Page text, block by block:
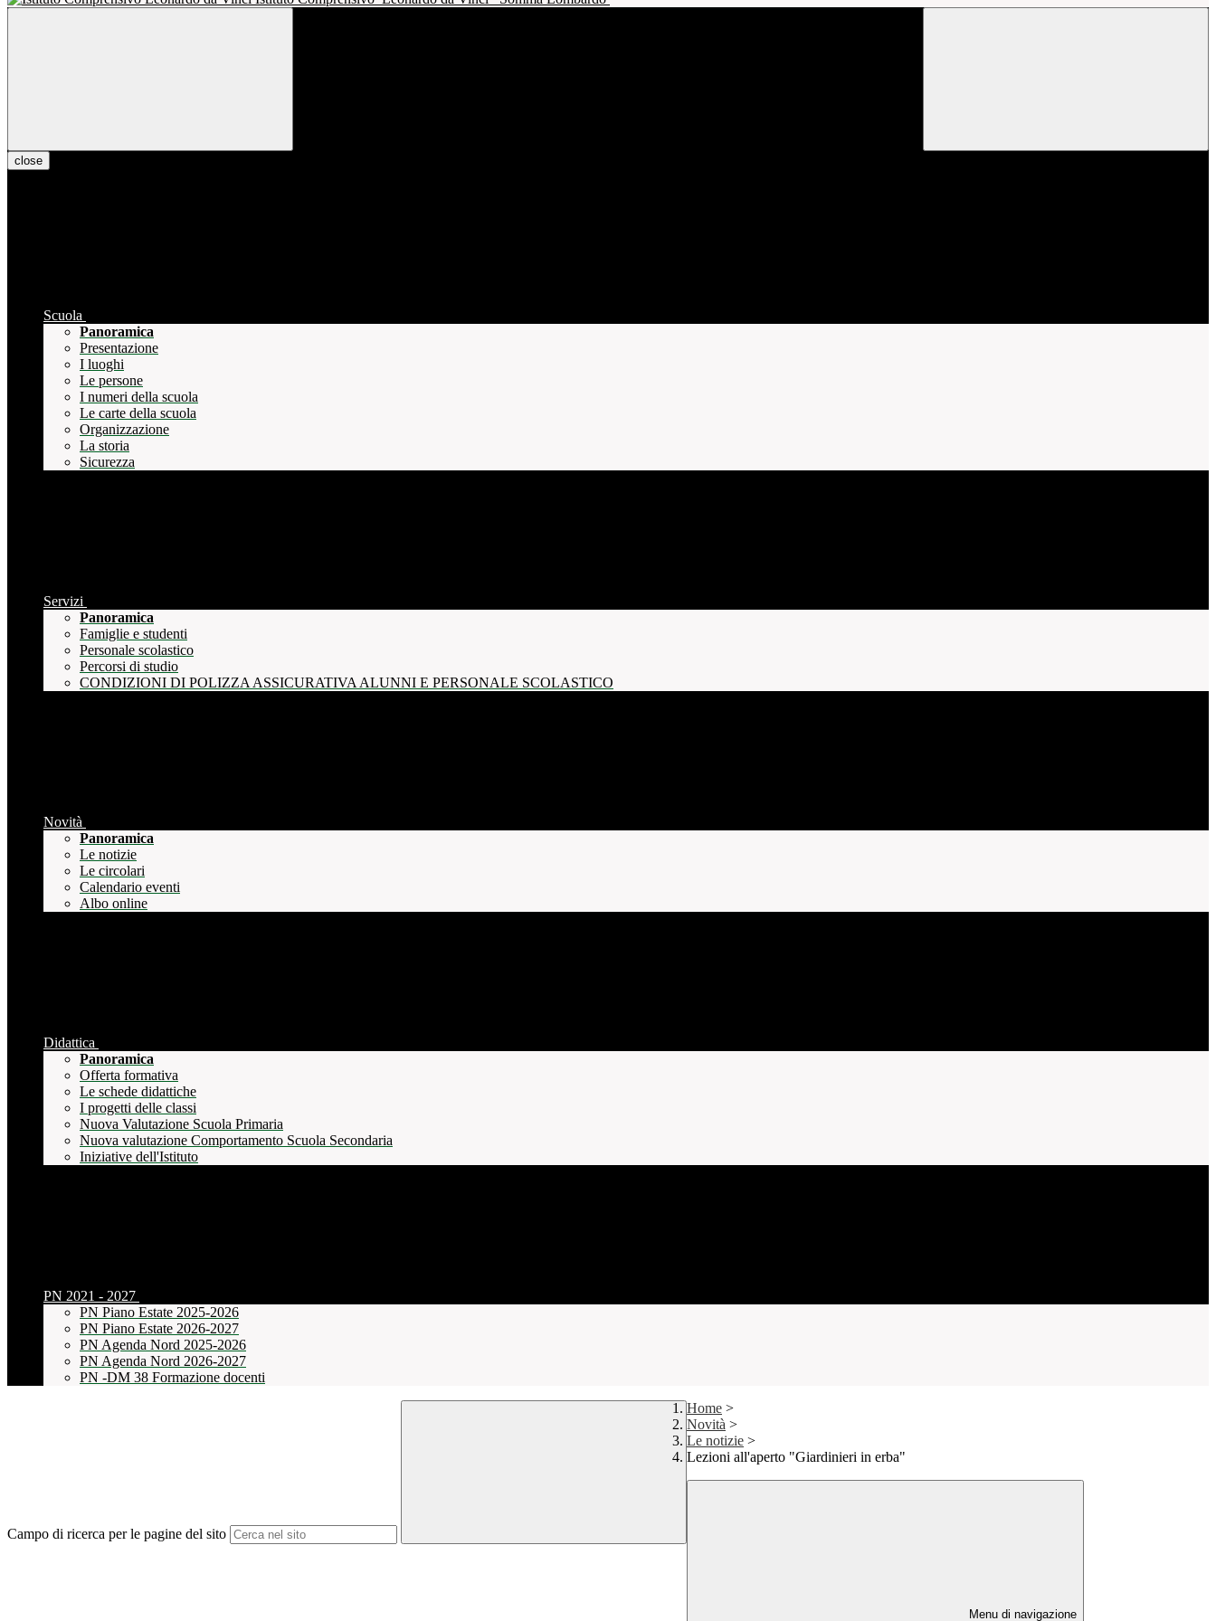
close
Scuola
Panoramica
Presentazione
I luoghi
Le persone
I numeri della scuola
Le carte della scuola
Organizzazione
La storia
Sicurezza
Servizi
Panoramica
Famiglie e studenti
Personale scolastico
Percorsi di studio
CONDIZIONI DI POLIZZA ASSICURATIVA ALUNNI E PERSONALE SCOLASTICO
Novità
Panoramica
Le notizie
Le circolari
Calendario eventi
Albo online
Didattica
Panoramica
Offerta formativa
Le schede didattiche
I progetti delle classi
Nuova Valutazione Scuola Primaria
Nuova valutazione Comportamento Scuola Secondaria
Iniziative dell'Istituto
PN 2021 - 2027
PN Piano Estate 2025-2026
PN Piano Estate 2026-2027
PN Agenda Nord 2025-2026
PN Agenda Nord 2026-2027
PN -DM 38 Formazione docenti
Campo di ricerca per le pagine del sito
Home >
Novità >
Le notizie >
Lezioni all'aperto "Giardinieri in erba"
Menu di navigazione